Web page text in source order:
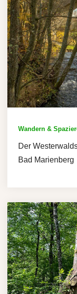
Wandern &
Der
Bad Marienberg